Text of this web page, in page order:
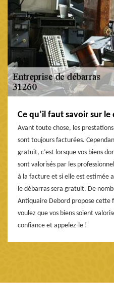
Ce qu’il faut savoir sur
Avant toute chose, les
sont toujours facturées.
gratuit, c’est lorsque vos biens
sont valorisés par les
à la facture et si elle est estimée
le débarras sera gratuit. De
Antiquaire Debord propose cette
voulez que vos biens soient
confiance et appelez-le !